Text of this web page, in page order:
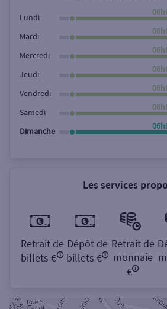
Rechercher
Lundi
Mardi
Mercredi
Jeudi
Vendredi
Samedi
Dimanche
Les services
Retrait de
billets €
Dépôt de
billets €
Retrait de
monnaie
€